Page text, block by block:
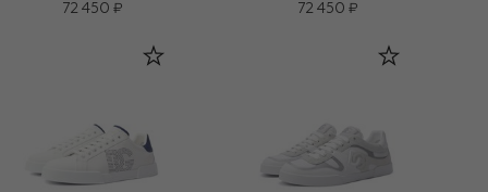
72 450 ₽
72 450 ₽